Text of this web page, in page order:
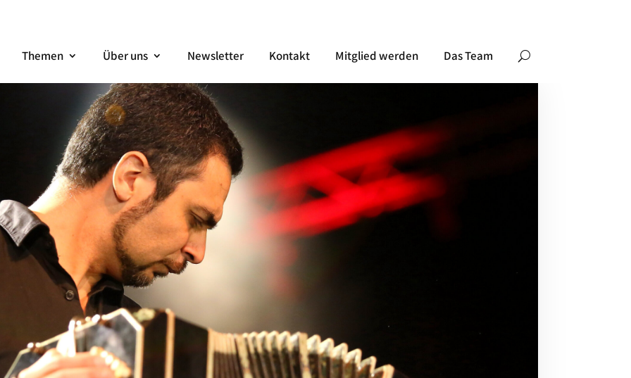
Themen Über uns Newsletter Kontakt Mitglied werden Das Team